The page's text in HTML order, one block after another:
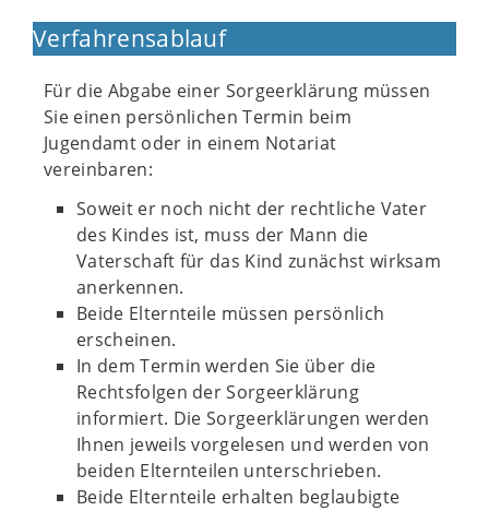
Verfahrensablauf
Für die Abgabe einer Sorgeerklärung müssen
Sie einen persönlichen Termin beim
Jugendamt oder in einem Notariat
vereinbaren:
Soweit er noch nicht der rechtliche Vater
des Kindes ist, muss der Mann die
Vaterschaft für das Kind zunächst wirksam
anerkennen.
Beide Elternteile müssen persönlich
erscheinen.
In dem Termin werden Sie über die
Rechtsfolgen der Sorgeerklärung
informiert. Die Sorgeerklärungen werden
Ihnen jeweils vorgelesen und werden von
beiden Elternteilen unterschrieben.
Beide Elternteile erhalten beglaubigte